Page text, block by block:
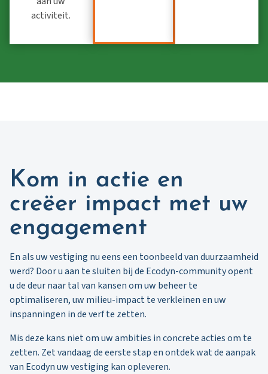
activiteit.
Kom in actie en
creëer impact met uw
engagement
En als uw vestiging nu eens een toonbeeld van duurzaamheid
werd? Door u aan te sluiten bij de Ecodyn-community opent
u de deur naar tal van kansen om uw beheer te
optimaliseren, uw milieu-impact te verkleinen en uw
inspanningen in de verf te zetten.
Mis deze kans niet om uw ambities in concrete acties om te
zetten. Zet vandaag de eerste stap en ontdek wat de aanpak
van Ecodyn uw vestiging kan opleveren.